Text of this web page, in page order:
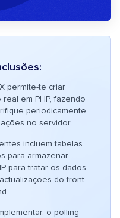
permite-te criar
em PHP, fazendo
periodicamente
no servidor.
incluem tabelas
para armazenar
para tratar os dados
do front-
o polling